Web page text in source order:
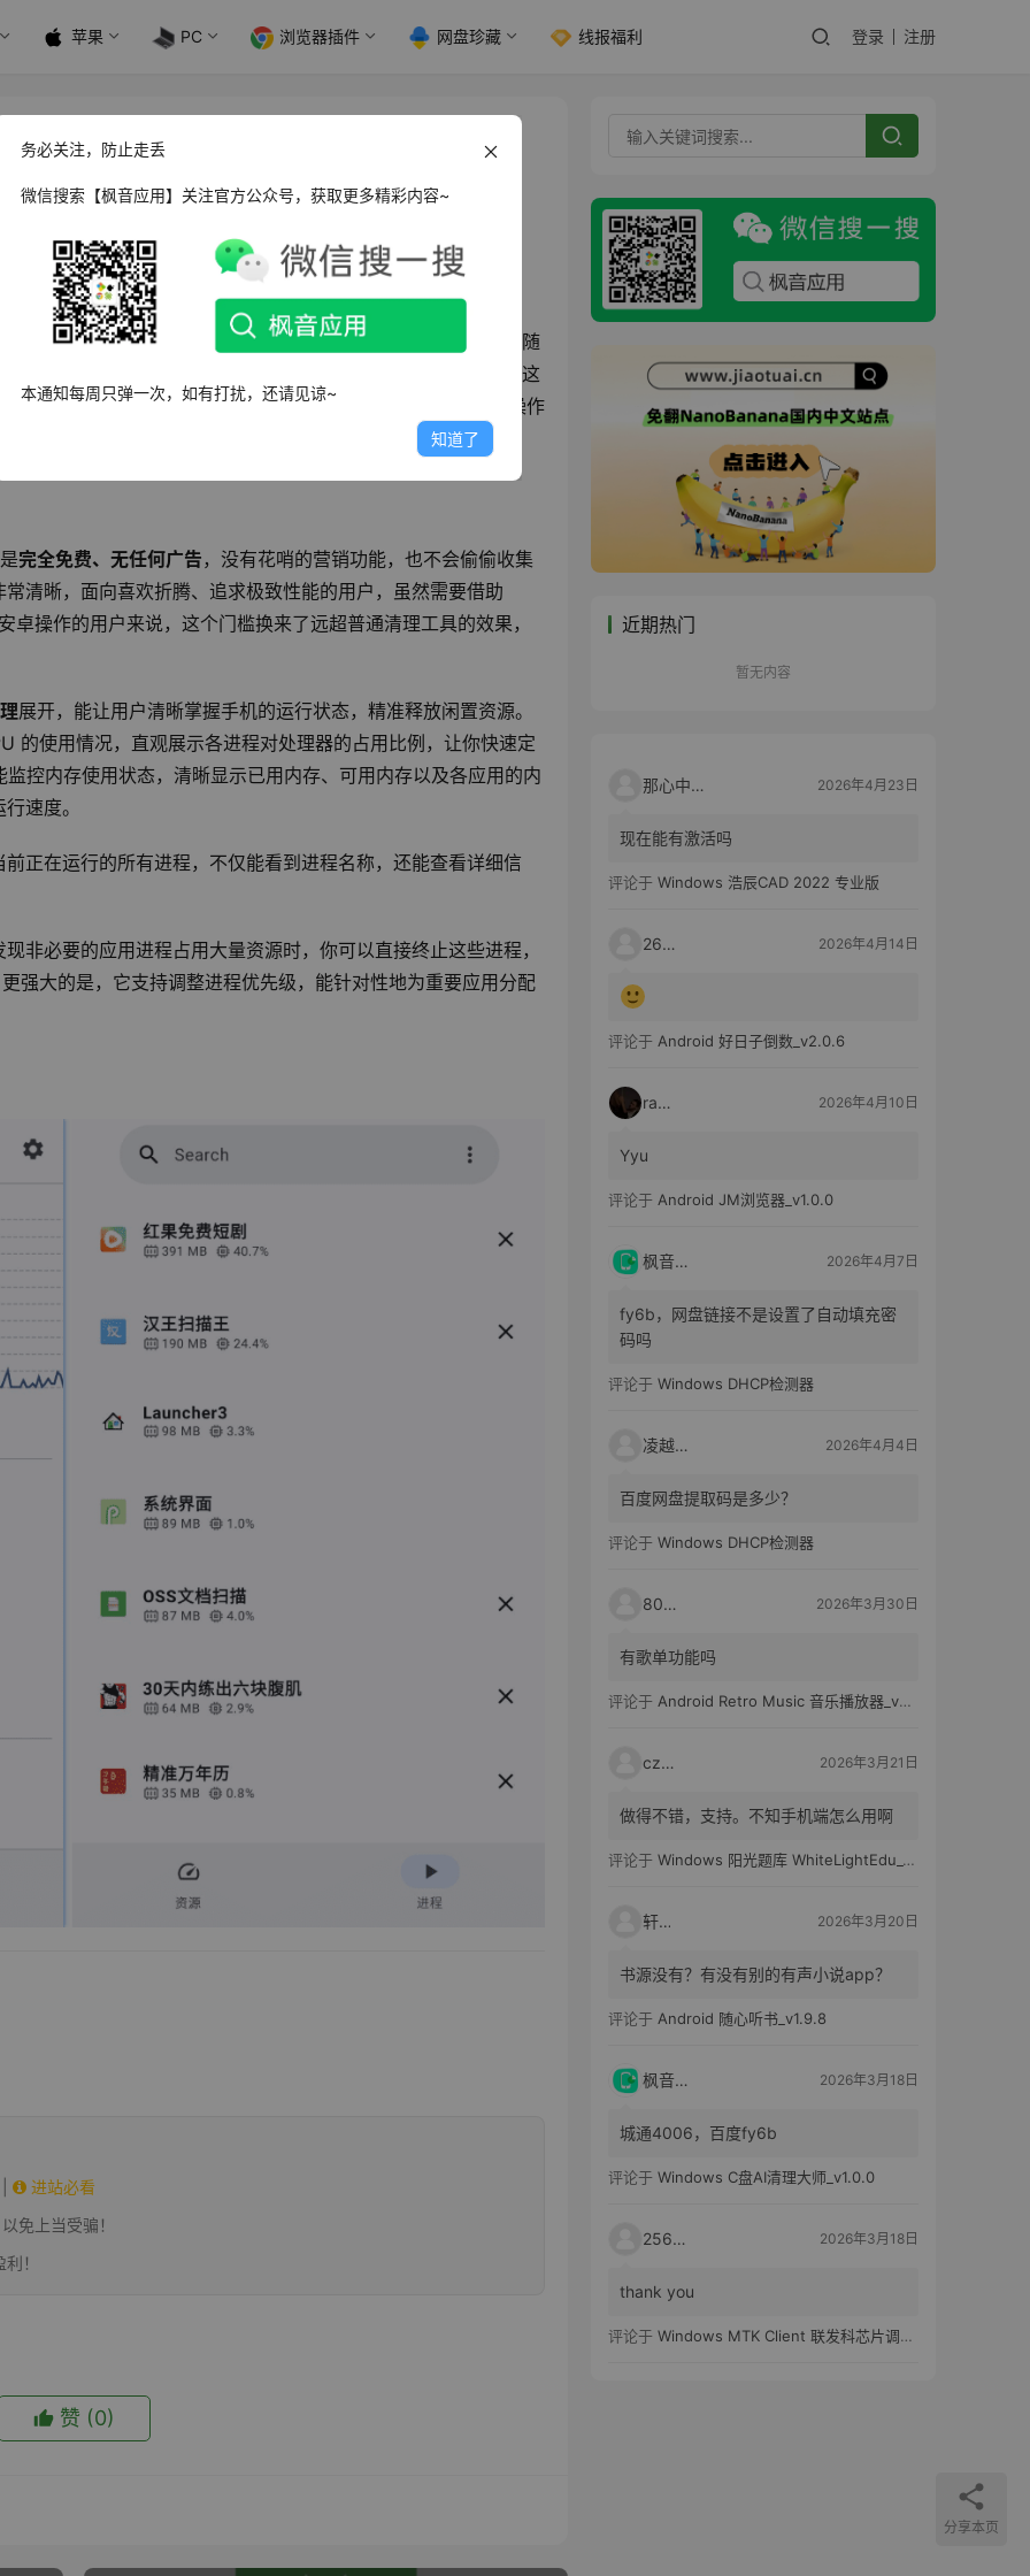
苹果 PC 浏览器插件 网盘珍藏 线报福利 登录 注册
理器_v1.3.4
乎是每个用户都会遇到的痛点。尤其是老旧机型或备用设备，随
，导致日常滑动都变得迟滞。今天就给大家分享一款专为解决这
，这款开源免费的工具能帮你重新掌控手机资源，让设备操作
完全免费、无任何广告 ，没有花哨的营销功能，也不会偷偷收集
清晰，面向喜欢折腾、追求极致性能的用户，虽然需要借助
操作的用户来说，这个门槛换来了远超普通清理工具的效果，
展开，能让用户清晰掌握手机的运行状态，精准释放闲置资源。
的使用情况，直观展示各进程对处理器的占用比例，让你快速定
控内存使用状态，清晰显示已用内存、可用内存以及各应用的内
速度。
正在运行的所有进程，不仅能看到进程名称，还能查看详细信
现非必要的应用进程占用大量资源时，你可以直接终止这些进程，
强大的是，它支持调整进程优先级，能针对性地为重要应用分配
进站必看
免上当受骗！
！
赞 (0)
近期热门
暂无内容
那心中的话 2026年4月23日
现在能有激活吗
评论于 Windows 浩辰CAD 2022 专业版
2603 2026年4月14日
评论于 Android 好日子倒数_v2.0.6
raka 2026年4月10日
Yyu
评论于 Android JM浏览器_v1.0.0
枫音应用 2026年4月7日
fy6b，网盘链接不是设置了自动填充密
码吗
评论于 Windows DHCP检测器
凌越电子 2026年4月4日
百度网盘提取码是多少？
评论于 Windows DHCP检测器
80521 2026年3月30日
有歌单功能吗
评论于 Android Retro Music 音乐播放器_v6.6.0
czh7 2026年3月21日
做得不错，支持。不知手机端怎么用啊
评论于 Windows 阳光题库 WhiteLightEdu_v2.0.0
轩爸 2026年3月20日
书源没有？有没有别的有声小说app？
评论于 Android 随心听书_v1.9.8
枫音应用 2026年3月18日
城通4006，百度fy6b
评论于 Windows C盘AI清理大师_v1.0.0
25651 2026年3月18日
thank you
评论于 Windows MTK Client 联发科芯片调试工具_v2.01 汉化版
分享本页
务必关注，防止走丢
微信搜索【枫音应用】关注官方公众号，获取更多精彩内容~
本通知每周只弹一次，如有打扰，还请见谅~
知道了